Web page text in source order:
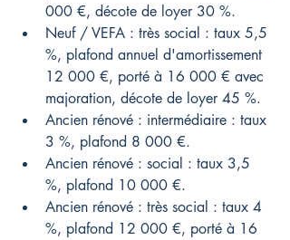
000 €, décote de loyer 30 %.
Neuf / VEFA : très social : taux 5,5
%, plafond annuel d'amortissement
12 000 €, porté à 16 000 € avec
majoration, décote de loyer 45 %.
Ancien rénové : intermédiaire : taux
3 %, plafond 8 000 €.
Ancien rénové : social : taux 3,5
%, plafond 10 000 €.
Ancien rénové : très social : taux 4
%, plafond 12 000 €, porté à 16